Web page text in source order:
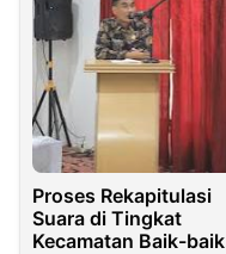
Proses Rekapitulasi
Suara di Tingkat
Kecamatan Baik-baik